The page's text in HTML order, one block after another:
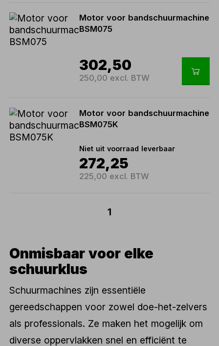
Motor voor bandschuurmachine
BSM075
302,50
250,00 excl. BTW
Motor voor bandschuurmachine
BSM075K
Niet uit voorraad leverbaar
272,25
225,00 excl. BTW
1
Onmisbaar voor elke
schuurklus
Schuurmachines zijn essentiële
gereedschappen voor zowel doe-het-zelvers
als professionals. Ze maken het mogelijk om
diverse oppervlakken snel en efficiënt te